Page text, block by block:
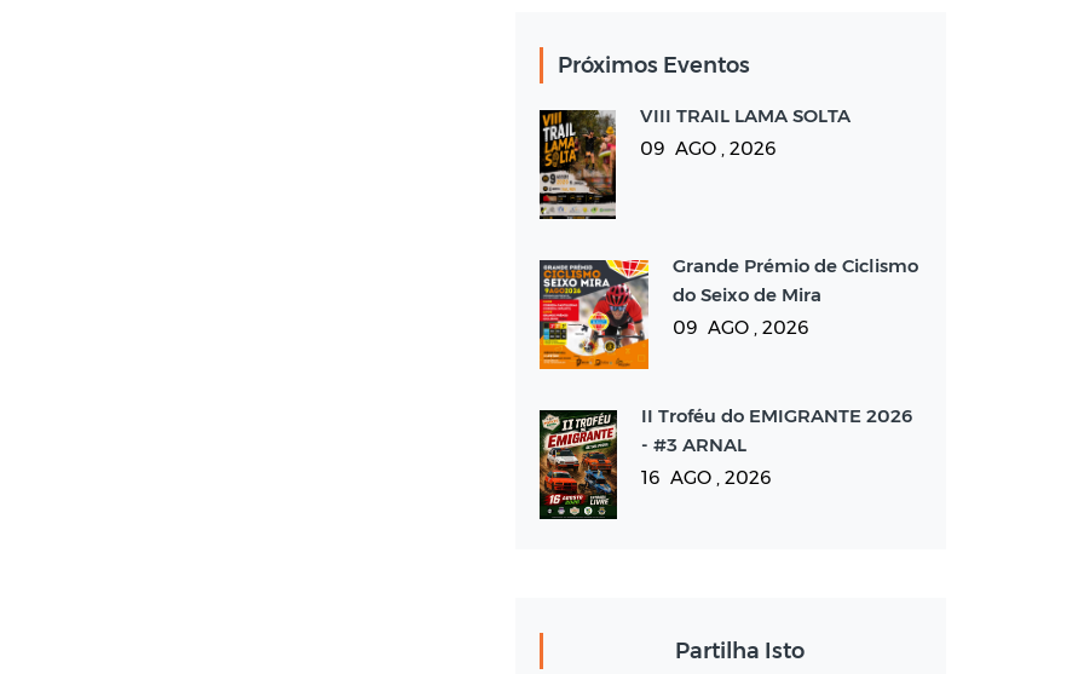
Próximos Eventos
VIII TRAIL LAMA SOLTA
09 AGO , 2026
Grande Prémio de Ciclismo
do Seixo de Mira
09 AGO , 2026
II Troféu do EMIGRANTE 2026
- #3 ARNAL
16 AGO , 2026
Partilha Isto